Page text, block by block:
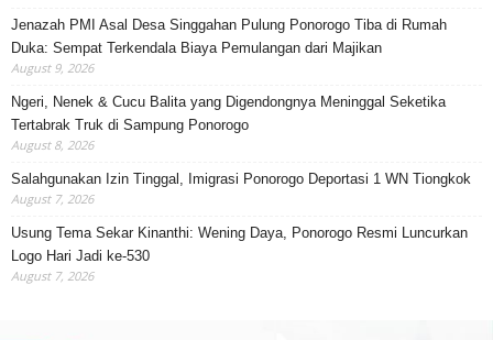
Jenazah PMI Asal Desa Singgahan Pulung Ponorogo Tiba di Rumah
Duka: Sempat Terkendala Biaya Pemulangan dari Majikan
August 9, 2026
Ngeri, Nenek & Cucu Balita yang Digendongnya Meninggal Seketika
Tertabrak Truk di Sampung Ponorogo
August 8, 2026
Salahgunakan Izin Tinggal, Imigrasi Ponorogo Deportasi 1 WN Tiongkok
August 7, 2026
Usung Tema Sekar Kinanthi: Wening Daya, Ponorogo Resmi Luncurkan
Logo Hari Jadi ke-530
August 7, 2026